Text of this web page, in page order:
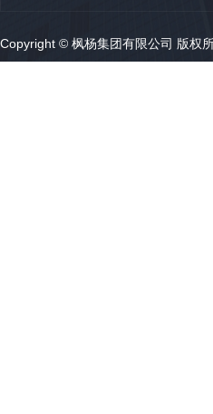
Copyright © 枫杨集团有限公司 版权